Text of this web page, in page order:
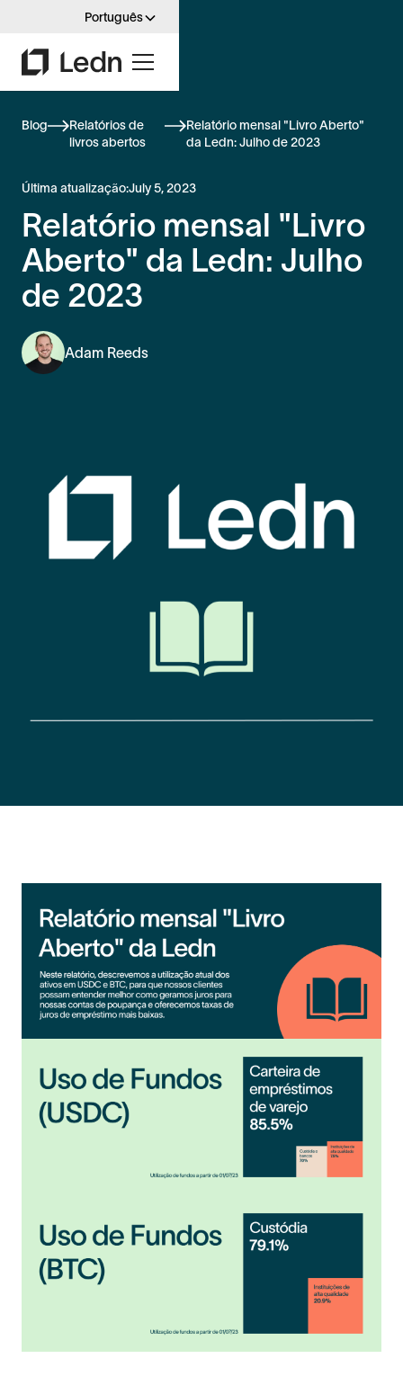
Português
Blog
Relatórios de
livros abertos
Relatório mensal "Livro Aberto"
da Ledn: Julho de 2023
Última atualização:July 5, 2023
Relatório mensal "Livro
Aberto" da Ledn: Julho
de 2023
Adam Reeds